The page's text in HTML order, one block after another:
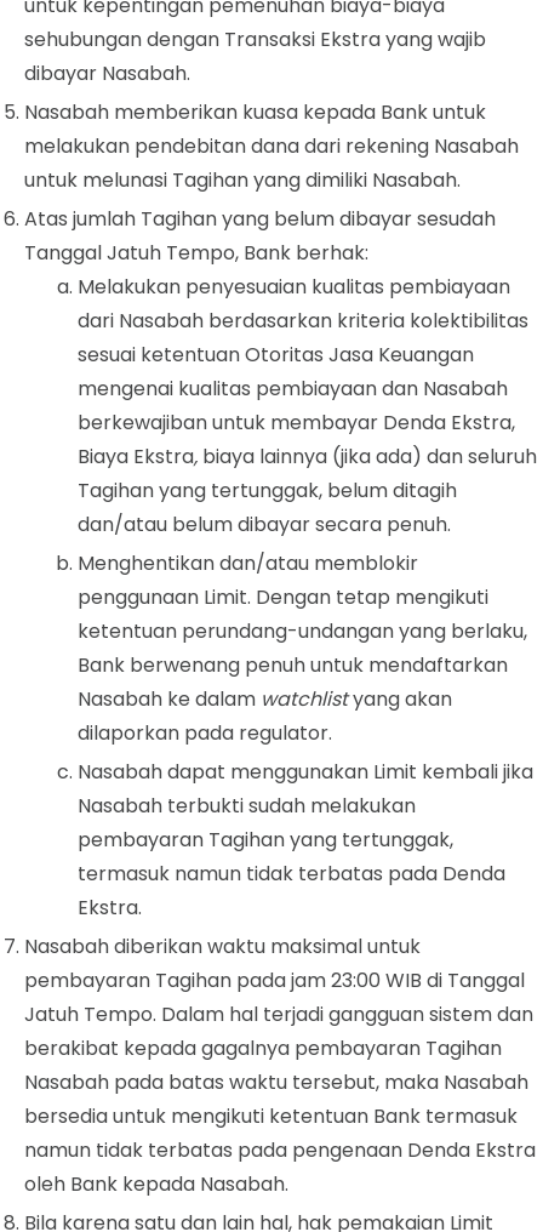
untuk kepentingan pemenuhan biaya-biaya
sehubungan dengan Transaksi Ekstra yang wajib
dibayar Nasabah.
Nasabah memberikan kuasa kepada Bank untuk
melakukan pendebitan dana dari rekening Nasabah
untuk melunasi Tagihan yang dimiliki Nasabah.
Atas jumlah Tagihan yang belum dibayar sesudah
Tanggal Jatuh Tempo, Bank berhak:
Melakukan penyesuaian kualitas pembiayaan
dari Nasabah berdasarkan kriteria kolektibilitas
sesuai ketentuan Otoritas Jasa Keuangan
mengenai kualitas pembiayaan dan Nasabah
berkewajiban untuk membayar Denda Ekstra,
Biaya Ekstra, biaya lainnya (jika ada) dan seluruh
Tagihan yang tertunggak, belum ditagih
dan/atau belum dibayar secara penuh.
Menghentikan dan/atau memblokir
penggunaan Limit. Dengan tetap mengikuti
ketentuan perundang-undangan yang berlaku,
Bank berwenang penuh untuk mendaftarkan
Nasabah ke dalam watchlistyang akan
dilaporkan pada regulator.
Nasabah dapat menggunakan Limit kembali jika
Nasabah terbukti sudah melakukan
pembayaran Tagihan yang tertunggak,
termasuk namun tidak terbatas pada Denda
Ekstra.
Nasabah diberikan waktu maksimal untuk
pembayaran Tagihan pada jam 23:00 WIB di Tanggal
Jatuh Tempo. Dalam hal terjadi gangguan sistem dan
berakibat kepada gagalnya pembayaran Tagihan
Nasabah pada batas waktu tersebut, maka Nasabah
bersedia untuk mengikuti ketentuan Bank termasuk
namun tidak terbatas pada pengenaan Denda Ekstra
oleh Bank kepada Nasabah.
Bila karena satu dan lain hal, hak pemakaian Limit